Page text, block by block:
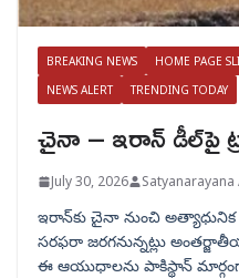
BREAKING NEWS HOME PAGE
NEWS ALERT
TRENDING TODAY
చైనా – ఇరాన్ డీల్‌పై
July 30, 2026 Satyanarayana
ఇరాన్‌కు చైనా నుంచి అత్యాధునిక
సరఫరా జరగనున్నట్లు
ఈ ఆయుధాలను పాకిస్థాన్‌